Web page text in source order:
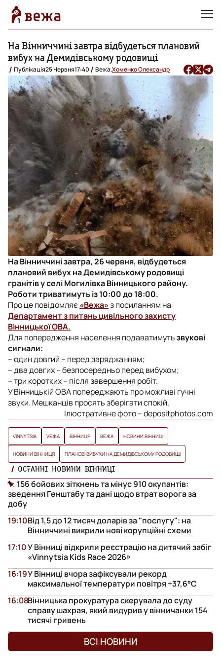
На Вінниччині завтра відбудеться плановий
вибух на Демидівському родовищі
Публікація25 Червня17:40 Вежа,Хоменко Олександр
На Вінниччині завтра, 26 червня, відбудеться
плановий вибух на Демидівському родовищі
гранітів у селі Могилівка Вінницького району.
Роботи триватимуть із 10:00 до 18:00.
Про це повідомляє«Вежа»з посиланням на
Департамент з питань цивільного захисту
Вінницької ОВА.
Для попередження населення подаватимутьзвукові
сигнали:
– один довгий – перед заряджанням;
– два довгих – безпосередньо перед вибухом;
– три коротких – після завершення робіт.
У Вінницькій ОВА попереджають про можливі гучні
звуки. Мешканців просять зберігати спокій.
Ілюстративне фото – depositphotos.com
VINNYTSIA VЕЖА ВІННИЦЯ ВЕЖА НОВИНИ ВІННИЦІ
НОВИНИ ВІННИЦЯ ПЛАНОВІ ВИБУХИ НА ДЕМИДІВСЬКОМУ РОДОВИЩІ
ОСТАННІ НОВИНИ ВІННИЦІ
156 бойових зіткнень та мінус 910 окупантів:
зведення Генштабу та дані щодо втрат ворога за
добу
Від 1,5 до 12 тисяч доларів за "послугу": на
Вінниччині викрили нові корупційні схеми
19:10
У Вінниці відкрили реєстрацію на дитячий забіг
«Vinnytsia Kids Race 2026»
17:10
У Вінниці вчора зафіксували рекорд
максимальної температури повітря +37,6°С
16:19
Вінницька прокуратура скерувала до суду
справу шахрая, який видурив у вінничанки 154
тисячі гривень
16:08
ВСІ НОВИНИ